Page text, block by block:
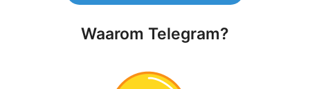
Waarom Telegram?